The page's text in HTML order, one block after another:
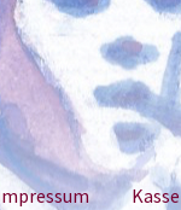
Kasse